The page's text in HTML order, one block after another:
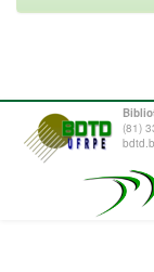
(81)